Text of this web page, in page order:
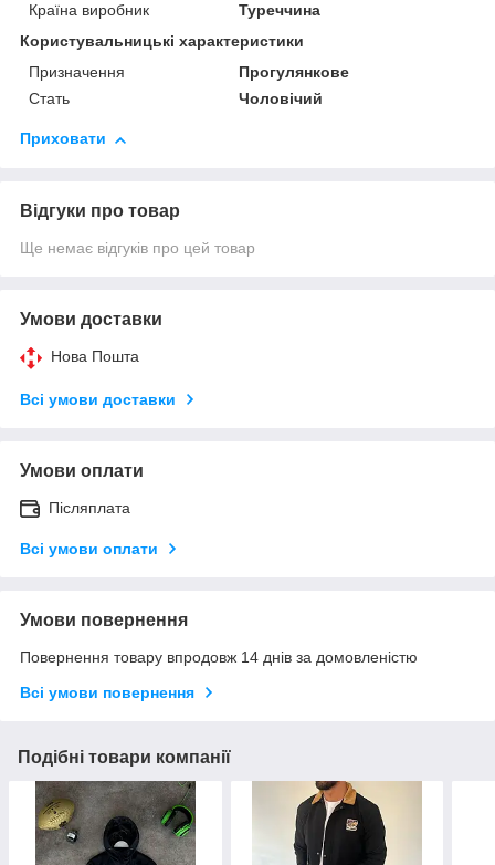
Країна виробник
Туреччина
Користувальницькі характеристики
Призначення
Прогулянкове
Стать
Чоловічий
Приховати
Відгуки про товар
Ще немає відгуків про цей товар
Умови доставки
Нова Пошта
Всі умови доставки
Умови оплати
Післяплата
Всі умови оплати
Умови повернення
Повернення товару впродовж 14 днів за домовленістю
Всі умови повернення
Подібні товари компанії